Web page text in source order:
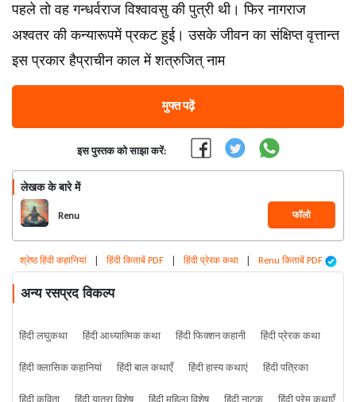
पहले तो वह गन्धर्वराज विश्वावसु की पुत्री थी। फिर नागराज
अश्वतर की कन्यारूपमें प्रकट हुई। उसके जीवन का संक्षिप्त वृत्तान्त
इस प्रकार हैप्राचीन काल में शत्रुजित् नाम
मुफ्त पढ़ें
इस पुस्तक को साझा करें:
लेखक के बारे में
Renu फॉलो
श्रेष्ठ हिंदी कहानियां | हिंदी किताबें PDF | हिंदी प्रेरक कथा | Renu किताबें PDF
अन्य रसप्रद विकल्प
हिंदी लघुकथा हिंदी आध्यात्मिक कथा हिंदी फिक्शन कहानी
हिंदी प्रेरक कथा
हिंदी क्लासिक कहानियां
हिंदी बाल कथाएँ हिंदी हास्य कथाएं
हिंदी पत्रिका